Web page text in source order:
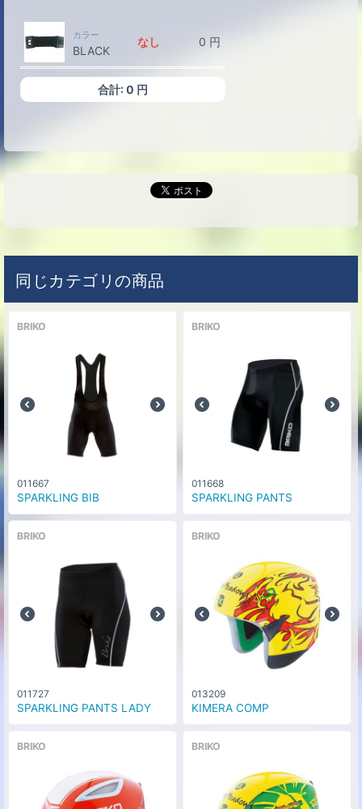
カラー
BLACK
なし 0 円
合計:0 円
同じカテゴリの商品
BRIKO
011667
SPARKLING BIB
BRIKO
011668
SPARKLING PANTS
BRIKO
011727
SPARKLING PANTS LADY
BRIKO
013209
KIMERA COMP
BRIKO BRIKO